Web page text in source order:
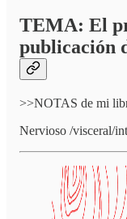
TEMA: El
publicación
>>NOTAS de mi
Nervioso /visceral/